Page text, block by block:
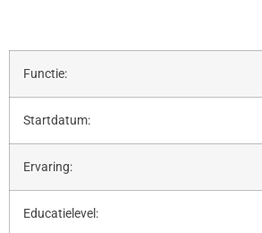
Functie:
Startdatum:
Ervaring:
Educatielevel: